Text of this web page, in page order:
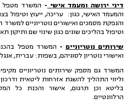
דיני ירושה ומעמד אישי - המשרד מטפל
והמעמד האישי, כגון: עריכה, ייעוץ וטיפול
והנפקת מסמכים ואישורים נוטריוניים למשרד
וטיפול בהליכים שונים כגון שינוי שם ותיקון
שירותים נוטריוניים - המשרד מטפל
ואישורי נוטריון לסוגיהם, בשפות: עברית,
המשרד גם מספק שירותים נוטריוניים
וליווי התהליך להשגת אזרחות ליטאית
בליטא וכן תרגום, אישור והכנת כל
הרלוונטיים.